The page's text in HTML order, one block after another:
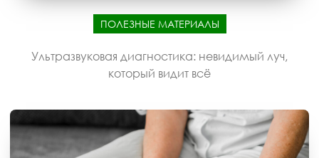
ПОЛЕЗНЫЕ МАТЕРИАЛЫ
Ультразвуковая диагностика: невидимый луч,
который видит всё